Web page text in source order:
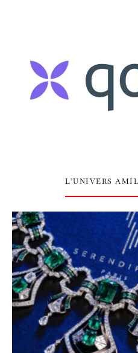
L’UNIVERS